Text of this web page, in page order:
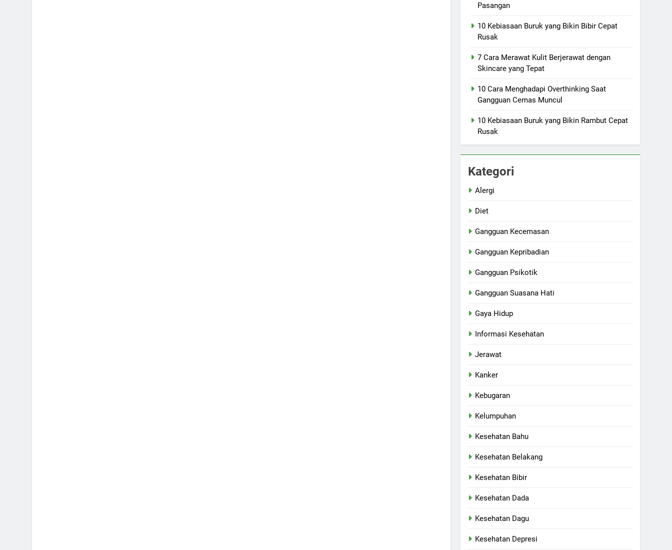
Pasangan
10 Kebiasaan Buruk yang Bikin Bibir Cepat
Rusak
7 Cara Merawat Kulit Berjerawat dengan
Skincare yang Tepat
10 Cara Menghadapi Overthinking Saat
Gangguan Cemas Muncul
10 Kebiasaan Buruk yang Bikin Rambut Cepat
Rusak
Kategori
Alergi
Diet
Gangguan Kecemasan
Gangguan Kepribadian
Gangguan Psikotik
Gangguan Suasana Hati
Gaya Hidup
Informasi Kesehatan
Jerawat
Kanker
Kebugaran
Kelumpuhan
Kesehatan Bahu
Kesehatan Belakang
Kesehatan Bibir
Kesehatan Dada
Kesehatan Dagu
Kesehatan Depresi